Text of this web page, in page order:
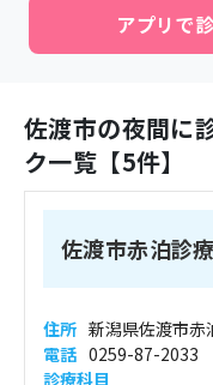
アプリで
佐渡市の夜間に
ク一覧【5件】
佐渡市赤泊診
住所 新潟県佐渡市赤
電話 0259-87-2033
診療科目